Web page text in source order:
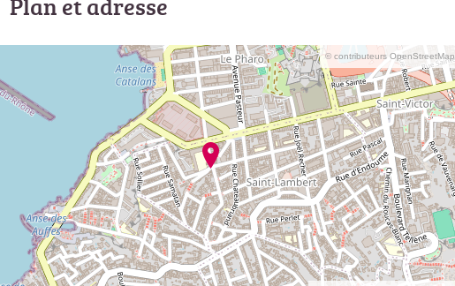
© contributeurs OpenStreetMap